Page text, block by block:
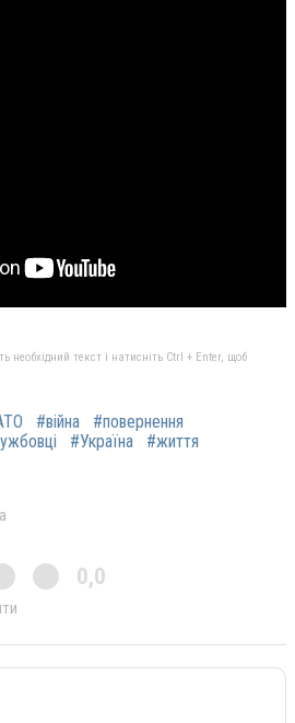
необхідний текст і натисніть Ctrl + Enter, щоб
#війна
#повернення
#Україна #життя
0,0